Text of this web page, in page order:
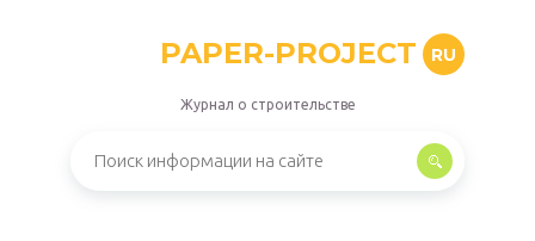
PAPER-PROJECT RU
Журнал о строительстве